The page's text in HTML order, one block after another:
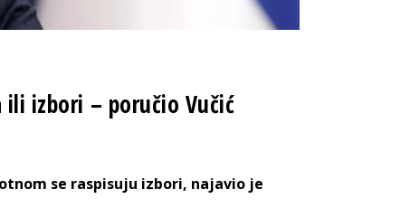
izbori – poručio Vučić
se raspisuju izbori, najavio je